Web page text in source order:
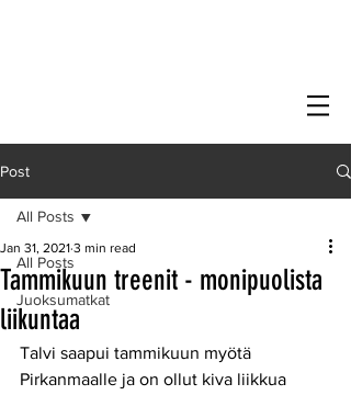
Post
All Posts
Juoksumatkat
All Posts
Tammikuun treenit - monipuolista
liikuntaa
Jan 31, 2021 3 min read
Talvi saapui tammikuun myötä
Pirkanmaalle ja on ollut kiva liikkua